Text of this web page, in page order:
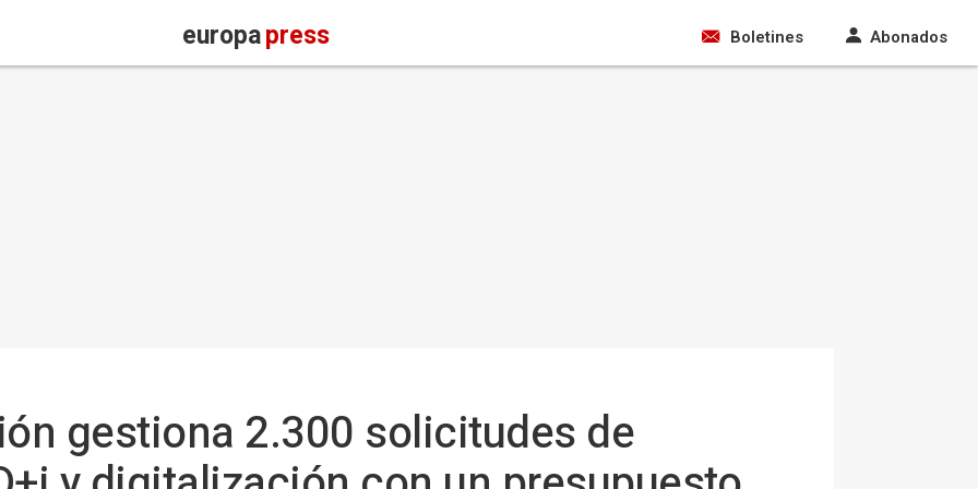
europapress Boletines Abonados
gestiona 2.300 solicitudes de